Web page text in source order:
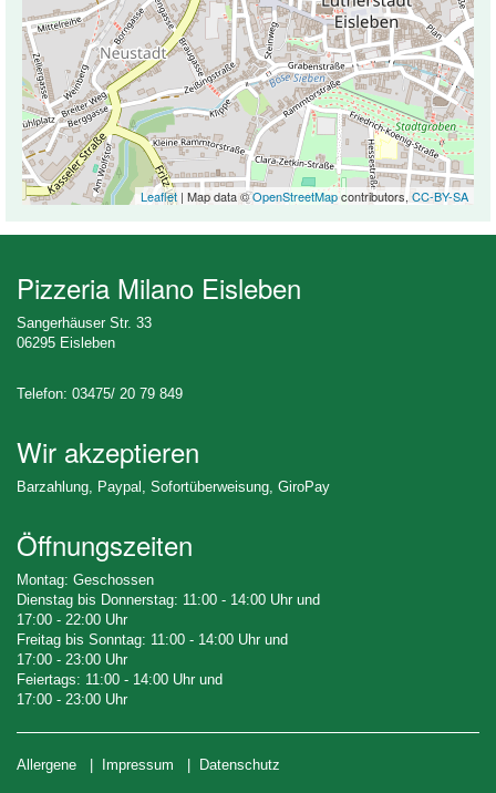
Leaflet | Map data ©OpenStreetMapcontributors, CC-BY-SA
Pizzeria Milano Eisleben
Sangerhäuser Str. 33
06295 Eisleben
Telefon: 03475/ 20 79 849
Wir akzeptieren
Barzahlung, Paypal, Sofortüberweisung, GiroPay
Öffnungszeiten
Montag: Geschossen
Dienstag bis Donnerstag: 11:00 - 14:00 Uhr und
17:00 - 22:00 Uhr
Freitag bis Sonntag: 11:00 - 14:00 Uhr und
17:00 - 23:00 Uhr
Feiertags: 11:00 - 14:00 Uhr und
17:00 - 23:00 Uhr
Allergene Impressum Datenschutz